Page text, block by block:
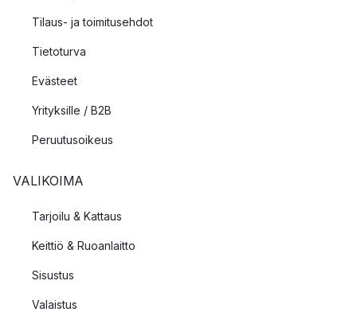
Tilaus- ja toimitusehdot
Tietoturva
Evästeet
Yrityksille / B2B
Peruutusoikeus
VALIKOIMA
Tarjoilu & Kattaus
Keittiö & Ruoanlaitto
Sisustus
Valaistus